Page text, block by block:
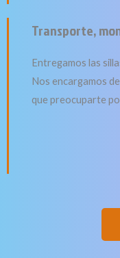
Transporte,
Entregamos las
Nos encargamos
que preocuparte